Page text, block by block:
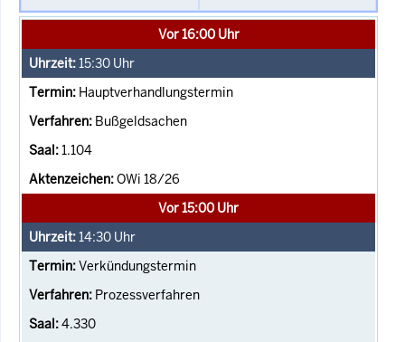
Vor 16:00 Uhr
15:30 Uhr
Hauptverhandlungstermin
Bußgeldsachen
1.104
OWi 18/26
Vor 15:00 Uhr
14:30 Uhr
Verkündungstermin
Prozessverfahren
4.330